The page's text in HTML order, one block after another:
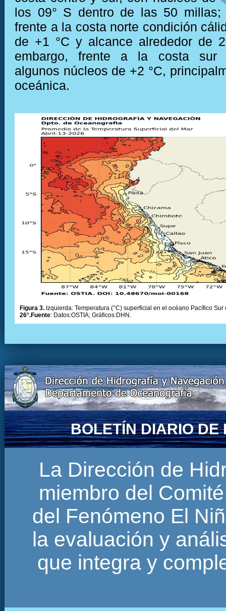
los 09° S dentro de las 50 millas;
frente a la costa norte condición
de +1 °C y alcance alrededor de
embargo, frente a la costa sur
algunos núcleos de +2 °C,
oceánica.
Figura 3. Izquierda: Temperatura (°C) superficial en el océano Pacífico
26°.Fuente: Datos:OSTIA; Gráficos:DHN.
BOLETÍN DIARIO DE
La Dirección de
miembro del
del Fenómeno El
la evaluación y
que integra y